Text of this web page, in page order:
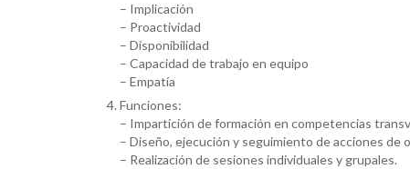
– Implicación
– Proactividad
– Disponibilidad
– Capacidad de trabajo en equipo
– Empatía
Funciones:
– Impartición de formación en competencias
– Diseño, ejecución y seguimiento de acciones de
– Realización de sesiones individuales y grupales.